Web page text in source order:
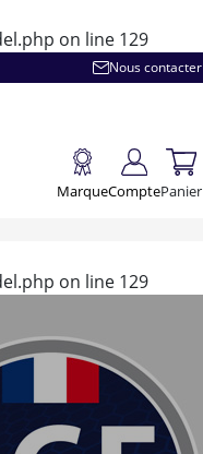
on line 129
Nous contacter
MarqueComptePanier
on line 129